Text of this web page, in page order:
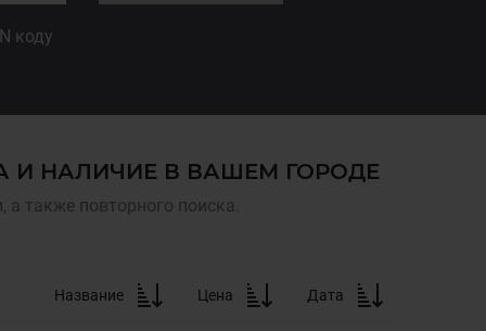
коду
И НАЛИЧИЕ В ВАШЕМ ГОРОДЕ
также повторного поиска.
Название Цена Дата